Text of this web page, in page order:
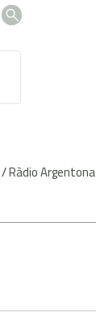
/Ràdio Argentona